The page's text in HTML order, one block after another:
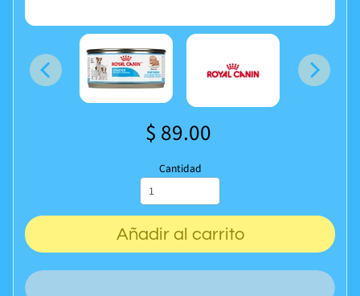
$ 89.00
Cantidad
Añadir al carrito